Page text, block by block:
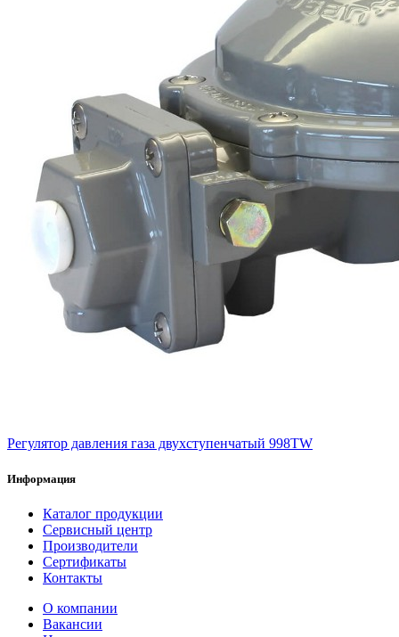
Регулятор давления газа двухступенчатый 998TW
Информация
Каталог продукции
Сервисный центр
Производители
Сертификаты
Контакты
О компании
Вакансии